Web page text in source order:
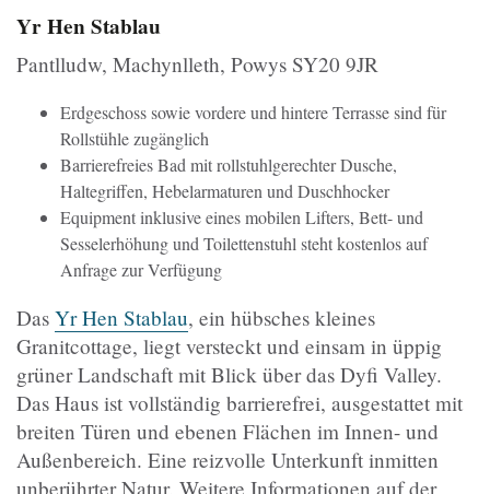
Yr Hen Stablau
Pantlludw, Machynlleth, Powys SY20 9JR
Erdgeschoss sowie vordere und hintere Terrasse sind für
Rollstühle zugänglich
Barrierefreies Bad mit rollstuhlgerechter Dusche,
Haltegriffen, Hebelarmaturen und Duschhocker
Equipment inklusive eines mobilen Lifters, Bett- und
Sesselerhöhung und Toilettenstuhl steht kostenlos auf
Anfrage zur Verfügung
Das Yr Hen Stablau, ein hübsches kleines
Granitcottage, liegt versteckt und einsam in üppig
grüner Landschaft mit Blick über das Dyfi Valley.
Das Haus ist vollständig barrierefrei, ausgestattet mit
breiten Türen und ebenen Flächen im Innen- und
Außenbereich. Eine reizvolle Unterkunft inmitten
unberührter Natur. Weitere Informationen auf der